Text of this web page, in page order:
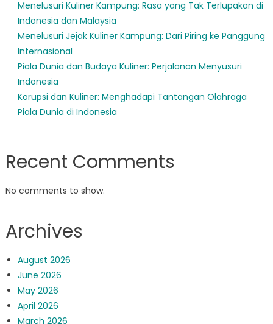
Menelusuri Kuliner Kampung: Rasa yang Tak Terlupakan di
Indonesia dan Malaysia
Menelusuri Jejak Kuliner Kampung: Dari Piring ke Panggung
Internasional
Piala Dunia dan Budaya Kuliner: Perjalanan Menyusuri
Indonesia
Korupsi dan Kuliner: Menghadapi Tantangan Olahraga
Piala Dunia di Indonesia
Recent Comments
No comments to show.
Archives
August 2026
June 2026
May 2026
April 2026
March 2026